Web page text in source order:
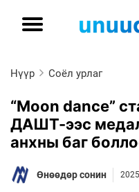
Нүүр Соёл урлаг
“Moon dance”
ДАШТ-ээс
анхны баг
Өнөөдөр сонин